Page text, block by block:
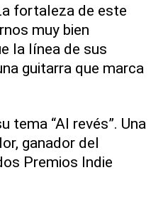
fortaleza de este
muy bien
la línea de sus
guitarra que marca
tema “Al revés”. Una
ganador del
Premios Indie